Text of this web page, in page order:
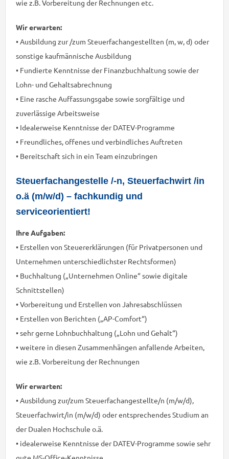
wie z.B. Vorbereitung der Rechnungen etc.
Wir erwarten:
• Ausbildung zur /zum Steuerfachangestellten (m, w, d) oder
sonstige kaufmännische Ausbildung
• Fundierte Kenntnisse der Finanzbuchhaltung sowie der
Lohn- und Gehaltsabrechnung
• Eine rasche Auffassungsgabe sowie sorgfältige und
zuverlässige Arbeitsweise
• Idealerweise Kenntnisse der DATEV-Programme
• Freundliches, offenes und verbindliches Auftreten
• Bereitschaft sich in ein Team einzubringen
Steuerfachangestelle /-n, Steuerfachwirt /in
o.ä (m/w/d) – fachkundig und
serviceorientiert!
Ihre Aufgaben:
• Erstellen von Steuererklärungen (für Privatpersonen und
Unternehmen unterschiedlichster Rechtsformen)
• Buchhaltung („Unternehmen Online“ sowie digitale
Schnittstellen)
• Vorbereitung und Erstellen von Jahresabschlüssen
• Erstellen von Berichten („AP-Comfort“)
• sehr gerne Lohnbuchhaltung („Lohn und Gehalt“)
• weitere in diesen Zusammenhängen anfallende Arbeiten,
wie z.B. Vorbereitung der Rechnungen
Wir erwarten:
• Ausbildung zur/zum Steuerfachangestellte/n (m/w/d),
Steuerfachwirt/in (m/w/d) oder entsprechendes Studium an
der Dualen Hochschule o.ä.
• idealerweise Kenntnisse der DATEV-Programme sowie sehr